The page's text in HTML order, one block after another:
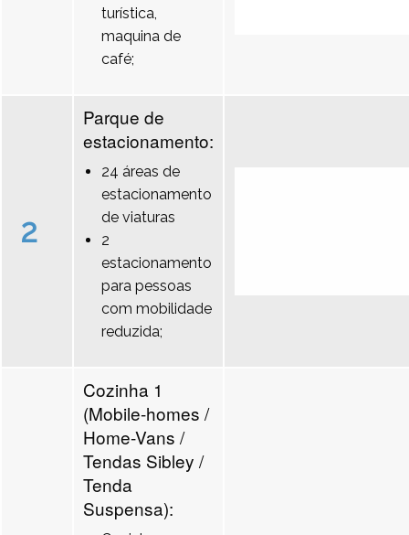
turística,
maquina de
café;
2
Parque de
estacionamento:
24 áreas de
estacionamento
de viaturas
2
estacionamento
para pessoas
com mobilidade
reduzida;
Cozinha 1
(Mobile-homes /
Home-Vans /
Tendas Sibley /
Tenda
Suspensa):